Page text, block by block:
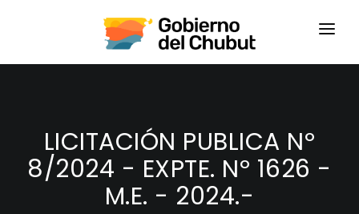
HOME
LICITACIÓN PUBLICA Nº
8/2024 - EXPTE. Nº 1626 -
M.E. - 2024.-